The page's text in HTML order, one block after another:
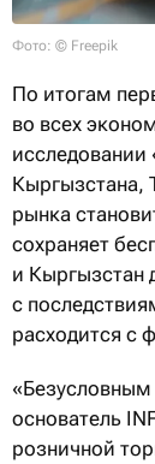
Фото: © Freepik
По итогам
во всех
исследовании
Кыргызстана,
рынка
сохраняет
и Кыргызстан
с
расходится с
основатель
розничной